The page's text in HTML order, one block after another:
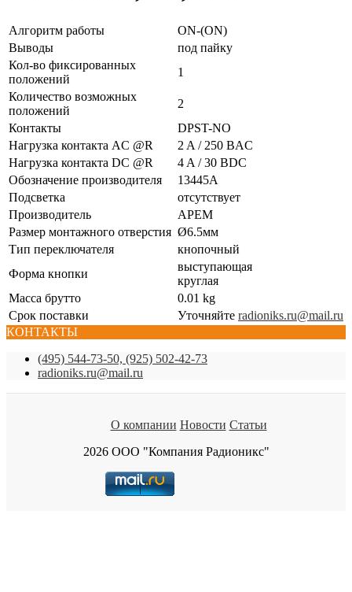
Алгоритм работы
ON-(ON)
Выводы
под пайку
Кол-во фиксированных
положений
1
Количество возможных
положений
2
Контакты
DPST-NO
Нагрузка контакта AC @R
2 A / 250 ВAC
Нагрузка контакта DC @R
4 A / 30 ВDC
Обозначение производителя
13445A
Подсветка
отсутствует
Производитель
APEM
Размер монтажного отверстия Ø6.5мм
Тип переключателя
кнопочный
Форма кнопки
выступающая
круглая
Масса брутто
0.01 kg
Срок поставки
Уточняйте radioniks.ru@mail.ru
КОНТАКТЫ
(495) 544-73-50, (925) 502-42-73
radioniks.ru@mail.ru
О компании Новости Статьи
2026 ООО "Компания Радионикс"